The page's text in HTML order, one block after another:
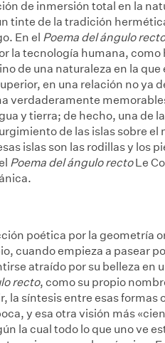
de inmersión total en la
tinte de la tradición
En el Poema del ángulo recto
la tecnología humana,
de una naturaleza en la
en una relación no ya
verdaderamente
y tierra; de hecho, una de
de las islas sobre
islas son las rodillas y los
Poema del ángulo rectoLe
poética por la geometría
cuando empieza a pasear
atraído por su belleza en
recto, como su propio
la síntesis entre esas
y esa otra visión más
la cual todo lo que uno ve